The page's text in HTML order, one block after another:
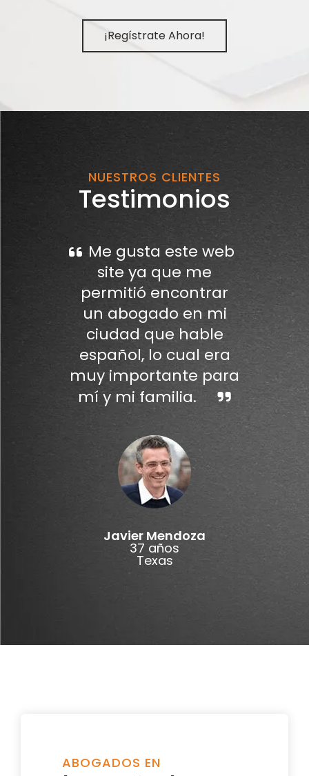
¡Regístrate Ahora!
NUESTROS CLIENTES
Testimonios
Me gusta este web
site ya que me
permitió encontrar
un abogado en mi
ciudad que hable
español, lo cual era
muy importante para
mí y mi familia.
Javier Mendoza
37 años
Texas
ABOGADOS EN